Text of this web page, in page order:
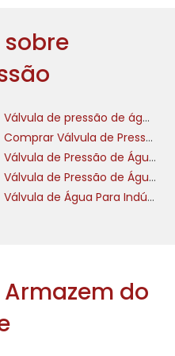
válvulas feitas de
resistentes a essas
a escolha deve
operação e nos
pertinentes.
DE
PRESSÃO
IDEAL
tempo. Inspeções
desgastes e
comprometer a
Válvula de pressão de água
Comprar Válvula de Pressão de Água
Válvula de Pressão de Água para Sistemas Hidráulicos
Válvula de Pressão de Água para Projetos de Engenharia
Válvula de Água Para Indústria
do